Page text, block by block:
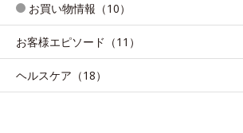
お買い物情報（10）
お客様エピソード（11）
ヘルスケア（18）